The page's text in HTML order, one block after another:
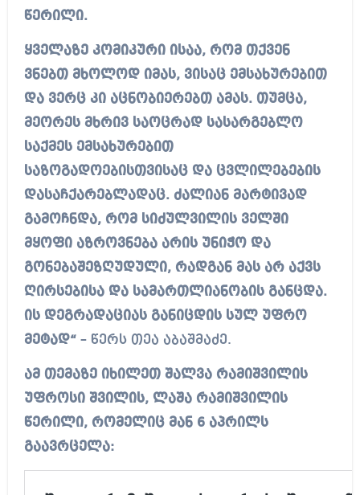
წერილი.
ყველაზე კომიკური ისაა, რომ თქვენ
ვნებთ მხოლოდ იმას, ვისაც ემსახურებით
და ვერც კი აცნობიერებთ ამას. თუმცა,
მეორეს მხრივ საოცრად სასარგებლო
საქმეს ემსახურებით
საზოგადოებისთვისაც და ცვლილებების
დასაჩქარებლადაც. ძალიან მარტივად
გამოჩნდა, რომ სიძულვილის ველში
მყოფი აზროვნება არის უნიჭო და
გონებაშეზღუდული, რადგან მას არ აქვს
ღირსებისა და სამართლიანობის განცდა.
ის დეგრადაციას განიცდის სულ უფრო
მეტად“– წერს თეა აბაშმაძე.
ამ თემაზე იხილეთ შალვა რამიშვილის
უფროსი შვილის, ლაშა რამიშვილის
წერილი, რომელიც მან 6 აპრილს
გაავრცელა: